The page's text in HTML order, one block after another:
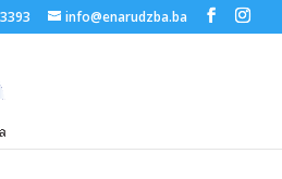
info@enarudzba.ba